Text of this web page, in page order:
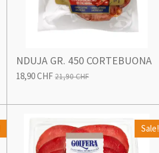
NDUJA GR. 450 CORTEBUONA
18,90 CHF21,90 CHF
Sale!